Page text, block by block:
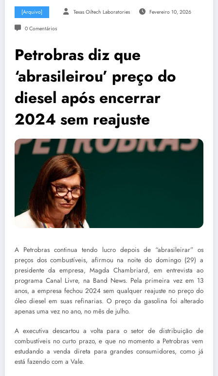
[Arquivo] Texas Oiltech Laboratories Fevereiro 10, 2026
0 Comentários
Petrobras diz que
‘abrasileirou’ preço do
diesel após encerrar
2024 sem reajuste
A Petrobras continua tendo lucro depois de “abrasileirar” os
preços dos combustíveis, afirmou na noite do domingo (29) a
presidente da empresa, Magda Chambriard, em entrevista ao
programa Canal Livre, na Band News. Pela primeira vez em 13
anos, a empresa fechou 2024 sem qualquer reajuste no preço do
óleo diesel em suas refinarias. O preço da gasolina foi alterado
apenas uma vez no ano, no mês de julho.
A executiva descartou a volta para o setor de distribuição de
combustíveis no curto prazo, e que no momento a Petrobras vem
estudando a venda direta para grandes consumidores, como já
está fazendo com a Vale.